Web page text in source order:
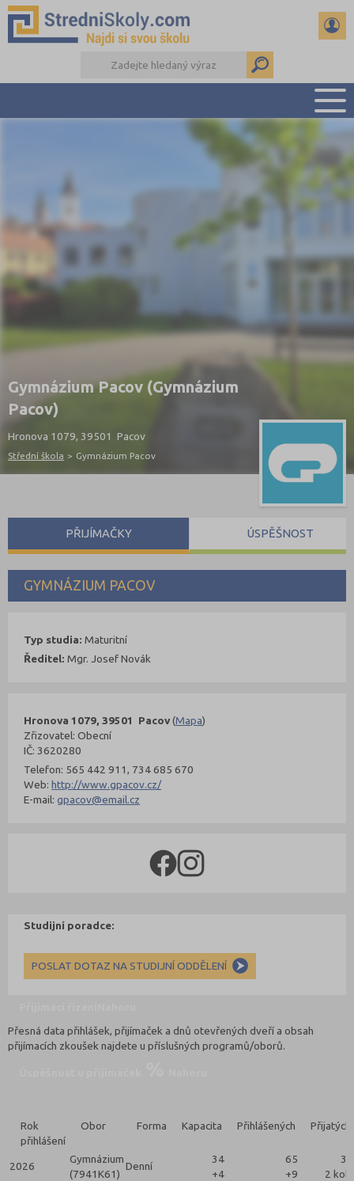
PŘEHLED ŠKOL
PŘÍPRAVA NA PŘIJÍMAČKY
DŮLEŽITÉ TERMÍNY
REFERÁTY A SEMINÁRKY
DALŠÍ DRUHY ŠKOL
Gymnázium Pacov (Gymnázium
Pacov)
Hronova 1079, 39501 Pacov
Střední škola > Gymnázium Pacov
GYMNÁZIUM PACOV
Hronova 1079, 39501 Pacov(Mapa)
Zřizovatel: Obecní
IČ: 3620280
Telefon: 565 442 911, 734 685 670
Web:http://www.gpacov.cz/
E-mail:gpacov@email.cz
Typ studia: Maturitní
Ředitel: Mgr. Josef Novák
Studijní poradce:
POSLAT DOTAZ NA STUDIJNÍ ODDĚLENÍ
PŘIJÍMAČKY ÚSPĚŠNOST
Přesná data přihlášek, přijímaček a dnů otevřených dveří a obsah
přijímacích zkoušek najdete u příslušných programů/oborů.
Rok
přihlášení
Obor Forma Kapacita Přihlášených Přijatých
2026
Gymnázium
(7941K61)
Denní
34
+4
65
+9
34
2 kola